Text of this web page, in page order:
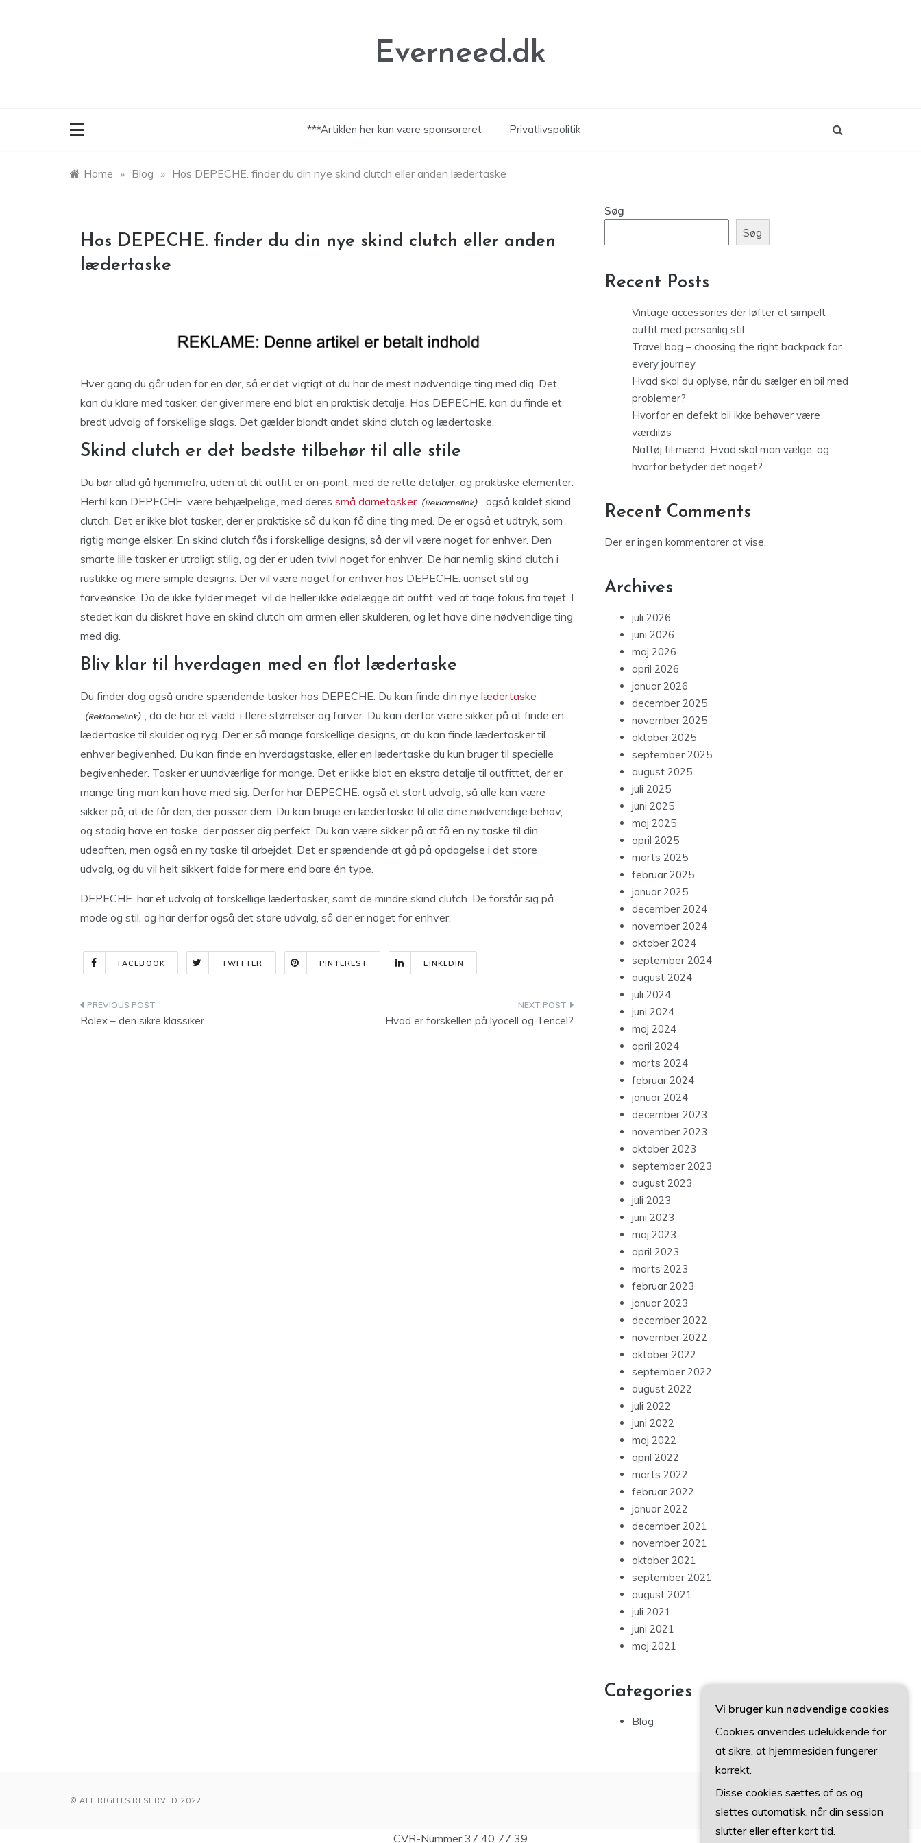
Everneed.dk
***Artiklen her kan være sponsoreret Privatlivspolitik
Home » Blog » Hos DEPECHE. finder du din nye skind clutch eller anden lædertaske
Hos DEPECHE. finder du din nye skind clutch eller anden
lædertaske
Hver gang du går uden for en dør, så er det vigtigt at du har de mest nødvendige ting med dig. Det
kan du klare med tasker, der giver mere end blot en praktisk detalje. Hos DEPECHE. kan du finde et
bredt udvalg af forskellige slags. Det gælder blandt andet skind clutch og lædertaske.
Skind clutch er det bedste tilbehør til alle stile
Du bør altid gå hjemmefra, uden at dit outfit er on-point, med de rette detaljer, og praktiske elementer.
Hertil kan DEPECHE. være behjælpelige, med deres små dametasker
, også kaldet skind
clutch. Det er ikke blot tasker, der er praktiske så du kan få dine ting med. De er også et udtryk, som
rigtig mange elsker. En skind clutch fås i forskellige designs, så der vil være noget for enhver. Den
smarte lille tasker er utroligt stilig, og der er uden tvivl noget for enhver. De har nemlig skind clutch i
rustikke og mere simple designs. Der vil være noget for enhver hos DEPECHE. uanset stil og
farveønske. Da de ikke fylder meget, vil de heller ikke ødelægge dit outfit, ved at tage fokus fra tøjet. I
stedet kan du diskret have en skind clutch om armen eller skulderen, og let have dine nødvendige ting
med dig.
Bliv klar til hverdagen med en flot lædertaske
Du finder dog også andre spændende tasker hos DEPECHE. Du kan finde din nye lædertaske
, da de har et væld, i flere størrelser og farver. Du kan derfor være sikker på at finde en
lædertaske til skulder og ryg. Der er så mange forskellige designs, at du kan finde lædertasker til
enhver begivenhed. Du kan finde en hverdagstaske, eller en lædertaske du kun bruger til specielle
begivenheder. Tasker er uundværlige for mange. Det er ikke blot en ekstra detalje til outfittet, der er
mange ting man kan have med sig. Derfor har DEPECHE. også et stort udvalg, så alle kan være
sikker på, at de får den, der passer dem. Du kan bruge en lædertaske til alle dine nødvendige behov,
og stadig have en taske, der passer dig perfekt. Du kan være sikker på at få en ny taske til din
udeaften, men også en ny taske til arbejdet. Det er spændende at gå på opdagelse i det store
udvalg, og du vil helt sikkert falde for mere end bare én type.
DEPECHE. har et udvalg af forskellige lædertasker, samt de mindre skind clutch. De forstår sig på
mode og stil, og har derfor også det store udvalg, så der er noget for enhver.
FACEBOOK TWITTER PINTEREST LINKEDIN
Indlægsnavigation
Rolex – den sikre klassiker Hvad er forskellen på lyocell og Tencel?
Søg
Søg
Recent Posts
Vintage accessories der løfter et simpelt
outfit med personlig stil
Travel bag – choosing the right backpack for
every journey
Hvad skal du oplyse, når du sælger en bil med
problemer?
Hvorfor en defekt bil ikke behøver være
værdiløs
Nattøj til mænd: Hvad skal man vælge, og
hvorfor betyder det noget?
Recent Comments
Der er ingen kommentarer at vise.
Archives
juli 2026
juni 2026
maj 2026
april 2026
januar 2026
december 2025
november 2025
oktober 2025
september 2025
august 2025
juli 2025
juni 2025
maj 2025
april 2025
marts 2025
februar 2025
januar 2025
december 2024
november 2024
oktober 2024
september 2024
august 2024
juli 2024
juni 2024
maj 2024
april 2024
marts 2024
februar 2024
januar 2024
december 2023
november 2023
oktober 2023
september 2023
august 2023
juli 2023
juni 2023
maj 2023
april 2023
marts 2023
februar 2023
januar 2023
december 2022
november 2022
oktober 2022
september 2022
august 2022
juli 2022
juni 2022
maj 2022
april 2022
marts 2022
februar 2022
januar 2022
december 2021
november 2021
oktober 2021
september 2021
august 2021
juli 2021
juni 2021
maj 2021
Categories
Blog
© ALL RIGHTS RESERVED 2022
CVR-Nummer 37 40 77 39
Vi bruger kun nødvendige cookies
Cookies anvendes udelukkende for
at sikre, at hjemmesiden fungerer
korrekt.
Disse cookies sættes af os og
slettes automatisk, når din session
slutter eller efter kort tid.